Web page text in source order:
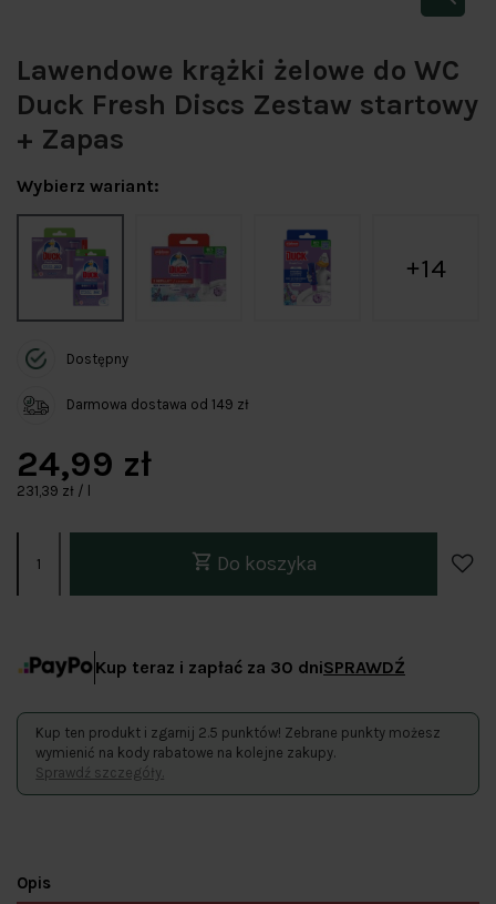
Lawendowe krążki żelowe do WC
Duck Fresh Discs Zestaw startowy
+ Zapas
Wybierz wariant:
14
Dostępny
Darmowa dostawa od 149 zł
24,99 zł
231,39 zł / l
Do koszyka
Kup teraz i zapłać za 30 dniSPRAWDŹ
Kup ten produkt i zgarnij 2.5 punktów! Zebrane punkty możesz
wymienić na kody rabatowe na kolejne zakupy.
Sprawdź szczegóły.
Opis